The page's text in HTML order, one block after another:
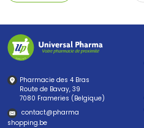
Pharmacie des 4 Bras
Route de Bavay, 39
7080 Frameries (Belgique)
contact@pharma
shopping.be